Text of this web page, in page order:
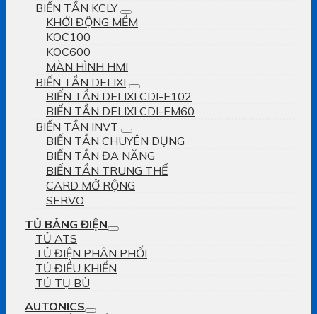
BIẾN TẦN KCLY
KHỞI ĐỘNG MỀM
KOC100
KOC600
MÀN HÌNH HMI
BIẾN TẦN DELIXI
BIẾN TẦN DELIXI CDI-E102
BIẾN TẦN DELIXI CDI-EM60
BIẾN TẦN INVT
BIẾN TẦN CHUYÊN DỤNG
BIẾN TẦN ĐA NĂNG
BIẾN TẦN TRUNG THẾ
CARD MỞ RỘNG
SERVO
TỦ BẢNG ĐIỆN
TỦ ATS
TỦ ĐIỆN PHÂN PHỐI
TỦ ĐIỀU KHIỂN
TỦ TỤ BÙ
AUTONICS